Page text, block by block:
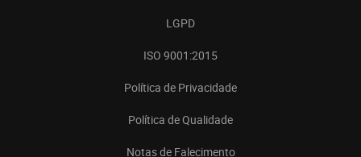
LGPD
ISO 9001:2015
Política de Privacidade
Política de Qualidade
Notas de Falecimento